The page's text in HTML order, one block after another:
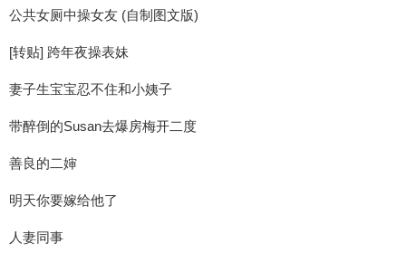
公共女厕中操女友 (自制图文版)
[转贴] 跨年夜操表妹
妻子生宝宝忍不住和小姨子
带醉倒的Susan去爆房梅开二度
善良的二婶
明天你要嫁给他了
人妻同事